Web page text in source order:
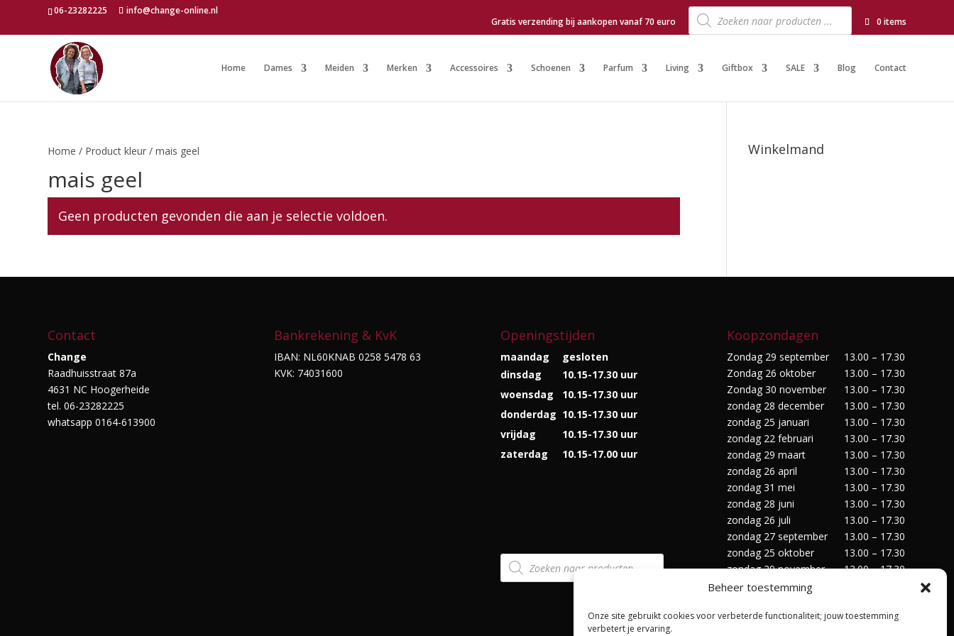
Beheer toestemming
Onze site gebruikt cookies voor verbeterde functionaliteit; jouw toestemming
verbetert je ervaring.
06-23282225
info@change-online.nl
Gratis verzending bij aankopen vanaf 70 euro
Producten
zoeken 0 items
Home Dames Meiden Merken Accessoires Schoenen Parfum Living Giftbox SALE Blog Contact
Home / Product kleur / mais geel
mais geel
Geen producten gevonden die aan je selectie voldoen.
Winkelmand
Contact
Change
Raadhuisstraat 87a
4631 NC Hoogerheide
tel. 06-23282225
whatsapp 0164-613900
Bankrekening & KvK
IBAN: NL60KNAB 0258 5478 63
KVK: 74031600
Openingstijden
maandag
gesloten
dinsdag
10.15-17.30 uur
woensdag
10.15-17.30 uur
donderdag 10.15-17.30 uur
vrijdag
10.15-17.30 uur
zaterdag
10.15-17.00 uur
Producten
zoeken
Koopzondagen
Zondag 29 september
13.00 – 17.30
Zondag 26 oktober
13.00 – 17.30
Zondag 30 november
13.00 – 17.30
zondag 28 december
13.00 – 17.30
zondag 25 januari
13.00 – 17.30
zondag 22 februari
13.00 – 17.30
zondag 29 maart
13.00 – 17.30
zondag 26 april
13.00 – 17.30
zondag 31 mei
13.00 – 17.30
zondag 28 juni
13.00 – 17.30
zondag 26 juli
13.00 – 17.30
zondag 27 september
13.00 – 17.30
zondag 25 oktober
13.00 – 17.30
zondag 29 november
13.00 – 17.30
zondag 27 december